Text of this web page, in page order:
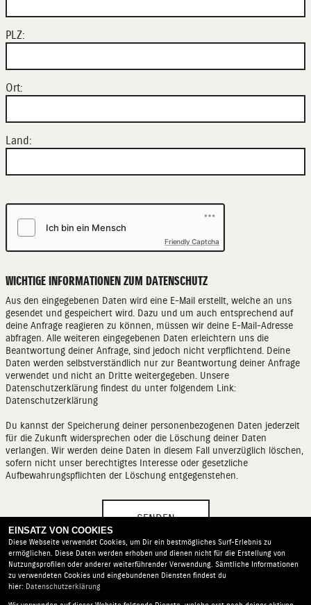
PLZ:
Ort:
Land:
Friendly Captcha
WICHTIGE INFORMATIONEN ZUM DATENSCHUTZ
Aus den eingegebenen Daten wird eine E-Mail erstellt, welche an uns
gesendet und gespeichert wird. Dazu und um auch entsprechend auf
deine Anfrage reagieren zu können, müssen wir deine E-Mail-Adresse
abfragen. Alle weiteren eingegebenen Daten erleichtern uns die
Beantwortung deiner Anfrage, sind jedoch nicht verpflichtend. Deine
Daten werden selbstverständlich nur zur Beantwortung deiner Anfrage
verwendet und nicht an Dritte weitergegeben. Unsere
Datenschutzerklärung findest du unter folgendem Link:
Datenschutzerklärung
Du kannst der Speicherung deiner personenbezogenen Daten jederzeit
für die Zukunft widersprechen oder die Löschung deiner Daten
verlangen. Wir werden deine Daten in diesem Fall unverzüglich löschen,
sofern nicht unser berechtigtes Interesse oder gesetzliche
Aufbewahrungspflichten der Löschung entgegenstehen.
SENDEN
EINSATZ VON COOKIES
Diese Webseite verwendet Cookies, um Dir ein bestmögliches Surf-Erlebnis zu
ermöglichen. Diese Daten werden erhoben und dienen nicht für die Erstellung von
Nutzungsprofilen oder anderer weiterführender Verwendung. Sämtliche Informationen
zu verwendeten Cookies und eingebundenen Diensten findest du
hier: Datenschutzerklärung